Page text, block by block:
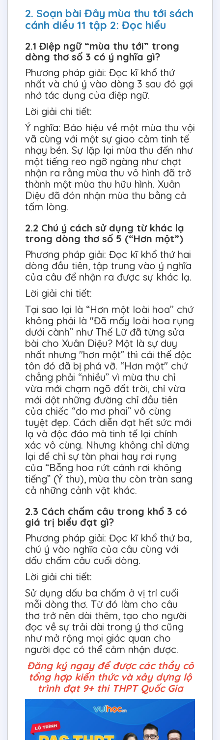
2. Soạn bài Đây mùa thu tới sách
cánh diều 11 tập 2: Đọc hiểu
2.1 Điệp ngữ “mùa thu tới” trong
dòng thơ số 3 có ý nghĩa gì?
Phương pháp giải: Đọc kĩ khổ thứ
nhất và chú ý vào dòng 3 sau đó gợi
nhớ tác dụng của điệp ngữ.
Lời giải chi tiết:
Ý nghĩa: Báo hiệu về một mùa thu vội
vã cùng với một sự giao cảm tinh tế
nhạy bén. Sự lặp lại mùa thu đến như
một tiếng reo ngỡ ngàng như chợt
nhận ra rằng mùa thu vô hình đã trở
thành một mùa thu hữu hình. Xuân
Diệu đã đón nhận mùa thu bằng cả
tấm lòng.
2.2 Chú ý cách sử dụng từ khác lạ
trong dòng thơ số 5 (“Hơn một”)
Phương pháp giải: Đọc kĩ khổ thứ hai
dòng đầu tiên, tập trung vào ý nghĩa
của câu để nhận ra được sự khác lạ.
Lời giải chi tiết:
Tại sao lại là “Hơn một loài hoa’’ chứ
không phải là "Đã mấy loài hoa rụng
dưới cành” như Thế Lữ đã từng sửa
bài cho Xuân Diệu? Một là sự duy
nhất nhưng "hơn một” thì cái thế độc
tôn đó đã bị phá vỡ. “Hơn một" chứ
chẳng phải “nhiều” vì mùa thu chỉ
vừa mới chạm ngõ đất trời, chỉ vừa
mới dột những đường chỉ đầu tiên
của chiếc “do mơ phai” vô cùng
tuyệt đẹp. Cách diễn đạt hết sức mới
lạ và độc đáo mà tinh tế lại chính
xác vô cùng. Nhưng không chỉ dừng
lại để chỉ sự tàn phai hay rơi rụng
của “Bỗng hoa rứt cánh rơi không
tiếng” (Ý thu), mùa thu còn tràn sang
cả những cảnh vật khác.
2.3 Cách chấm câu trong khổ 3 có
giá trị biểu đạt gì?
Phương pháp giải: Đọc kĩ khổ thứ ba,
chú ý vào nghĩa của câu cùng với
dấu chấm câu cuối dòng.
Lời giải chi tiết:
Sử dụng dấu ba chấm ở vị trí cuối
mỗi dòng thơ. Từ đó làm cho câu
thơ trở nên dài thêm, tạo cho người
đọc về sự trải dài trong ý thơ cũng
như mở rộng mọi giác quan cho
người đọc có thể cảm nhận được.
Đăng ký ngay để được các thầy cô
tổng hợp kiến thức và xây dựng lộ
trình đạt 9+ thi THPT Quốc Gia